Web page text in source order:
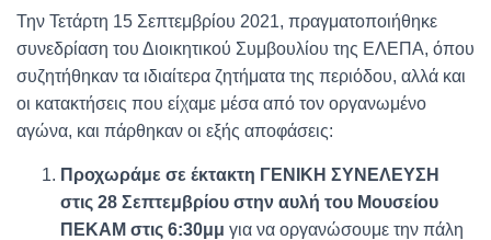
Την Τετάρτη 15 Σεπτεμβρίου 2021, πραγματοποιήθηκε
συνεδρίαση του Διοικητικού Συμβουλίου της ΕΛΕΠΑ, όπου
συζητήθηκαν τα ιδιαίτερα ζητήματα της περιόδου, αλλά και
οι κατακτήσεις που είχαμε μέσα από τον οργανωμένο
αγώνα, και πάρθηκαν οι εξής αποφάσεις:
Προχωράμε σε έκτακτη ΓΕΝΙΚΗ ΣΥΝΕΛΕΥΣΗ
στις 28 Σεπτεμβρίου στην αυλή του Μουσείου
ΠΕΚΑΜ στις 6:30μμ για να οργανώσουμε την πάλη